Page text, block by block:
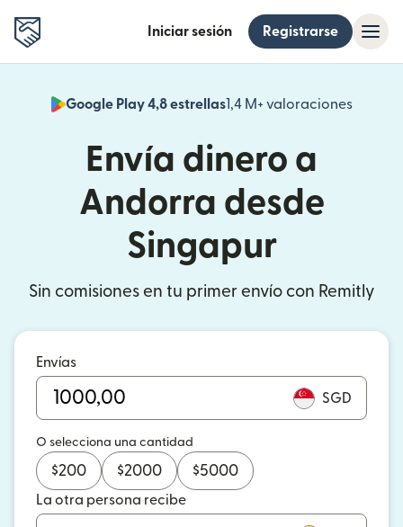
Iniciar sesión Registrarse
Google Play 4,8 estrellas1,4 M+ valoraciones
(se
Envía dinero a
Andorra desde
Singapur
Sin comisiones en tu primer envío con Remitly
Envías
SGD
O selecciona una cantidad
$200 $2000 $5000
La otra persona recibe